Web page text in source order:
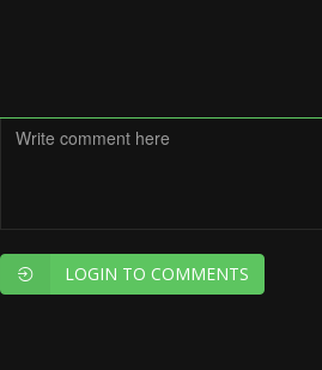
LOGIN TO COMMENTS